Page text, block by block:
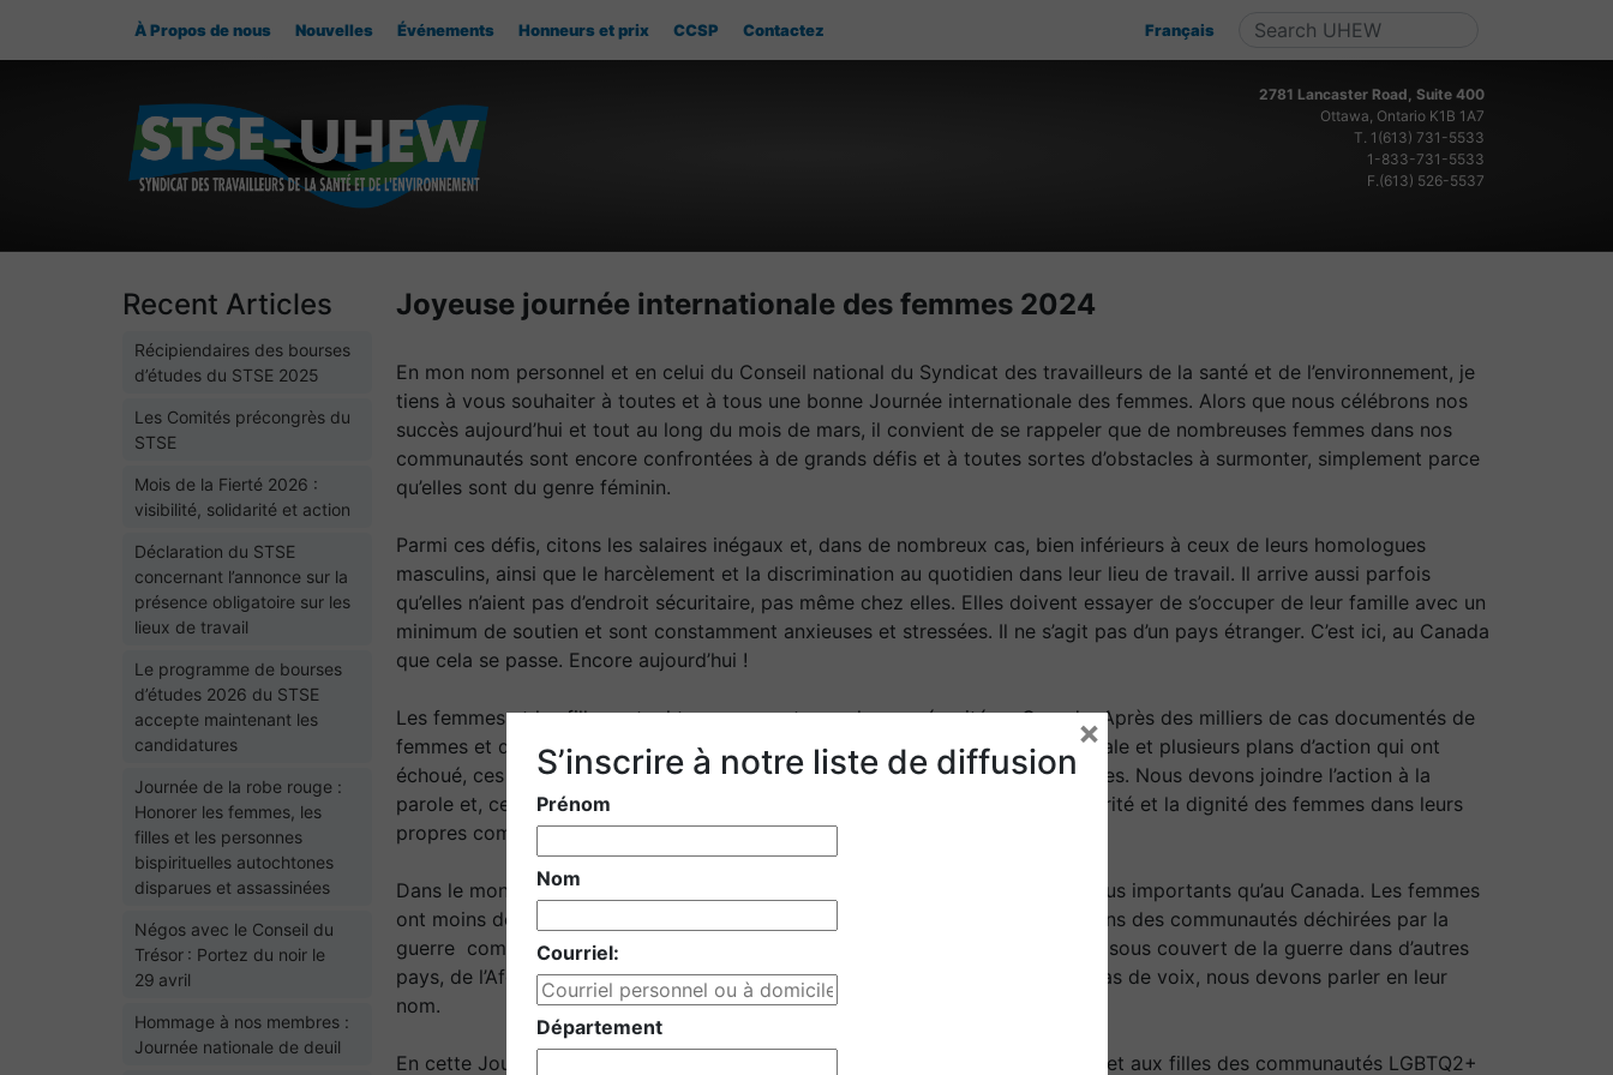
À Propos de nous Nouvelles Événements Honneurs et prix CCSP Contactez Français
2781 Lancaster Road, Suite 400
Ottawa, Ontario K1B 1A7
T. 1(613) 731-5533
1-833-731-5533
F.(613) 526-5537
Joyeuse journée internationale des femmes 2024
En mon nom personnel et en celui du Conseil national du Syndicat des travailleurs de la santé et de l’environnement, je
tiens à vous souhaiter à toutes et à tous une bonne Journée internationale des femmes. Alors que nous célébrons nos
succès aujourd’hui et tout au long du mois de mars, il convient de se rappeler que de nombreuses femmes dans nos
communautés sont encore confrontées à de grands défis et à toutes sortes d’obstacles à surmonter, simplement parce
qu’elles sont du genre féminin.
Parmi ces défis, citons les salaires inégaux et, dans de nombreux cas, bien inférieurs à ceux de leurs homologues
masculins, ainsi que le harcèlement et la discrimination au quotidien dans leur lieu de travail. Il arrive aussi parfois
qu’elles n’aient pas d’endroit sécuritaire, pas même chez elles. Elles doivent essayer de s’occuper de leur famille avec un
minimum de soutien et sont constamment anxieuses et stressées. Il ne s’agit pas d’un pays étranger. C’est ici, au Canada
que cela se passe. Encore aujourd’hui !
Les femmes et les filles autochtones ne sont pas plus en sécurité au Canada. Après des milliers de cas documentés de
femmes et de filles autochtones disparues et assassinées, une enquête nationale et plusieurs plans d’action qui ont
échoué, ces femmes et ces filles sont toujours portées disparues et assassinées. Nous devons joindre l’action à la
parole et, cette année, nous devons nous réengager dans la lutte pour la sécurité et la dignité des femmes dans leurs
propres communautés et dans leur pays.
Dans le monde entier, les défis auxquels elles sont confrontées sont encore plus importants qu’au Canada. Les femmes
ont moins de droits dans certains pays et luttent pour simplement survivre dans des communautés déchirées par la
guerre comme en ou à Gaza. Elles ont été victimes de viols et d’abus sexuels sous couvert de la guerre dans d’autres
pays, de l’Afghanistan à Israël en passant par le Soudan. Parce qu’elles n’ont pas de voix, nous devons parler en leur
nom.
En cette Journée internationale des femmes, je pense également aux femmes et aux filles des communautés LGBTQ2+
Recent Articles
Récipiendaires des bourses
d’études du STSE 2025
Les Comités précongrès du
STSE
Mois de la Fierté 2026 :
visibilité, solidarité et action
Déclaration du STSE
concernant l’annonce sur la
présence obligatoire sur les
lieux de travail
Le programme de bourses
d’études 2026 du STSE
accepte maintenant les
candidatures
Journée de la robe rouge :
Honorer les femmes, les
filles et les personnes
bispirituelles autochtones
disparues et assassinées
Négos avec le Conseil du
Trésor : Portez du noir le
29 avril
Hommage à nos membres :
Journée nationale de deuil
S’inscrire à notre liste de diffusion
Prénom
Nom
Courriel:
Département
×